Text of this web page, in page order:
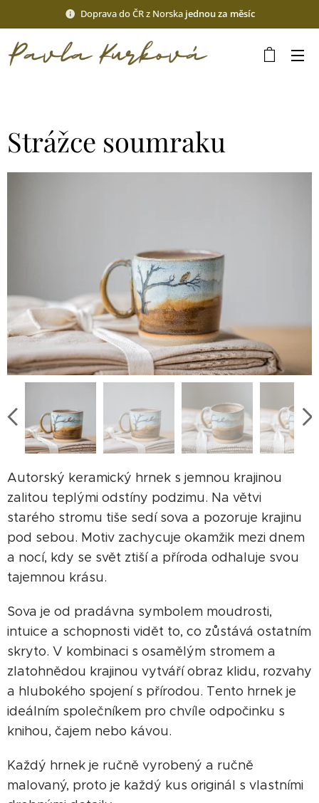
Doprava do ČR z Norska jednou za měsíc
Strážce soumraku
Autorský keramický hrnek s jemnou krajinou
zalitou teplými odstíny podzimu. Na větvi
starého stromu tiše sedí sova a pozoruje krajinu
pod sebou. Motiv zachycuje okamžik mezi dnem
a nocí, kdy se svět ztiší a příroda odhaluje svou
tajemnou krásu.
Sova je od pradávna symbolem moudrosti,
intuice a schopnosti vidět to, co zůstává ostatním
skryto. V kombinaci s osamělým stromem a
zlatohnědou krajinou vytváří obraz klidu, rozvahy
a hlubokého spojení s přírodou. Tento hrnek je
ideálním společníkem pro chvíle odpočinku s
knihou, čajem nebo kávou.
Každý hrnek je ručně vyrobený a ručně
malovaný, proto je každý kus originál s vlastními